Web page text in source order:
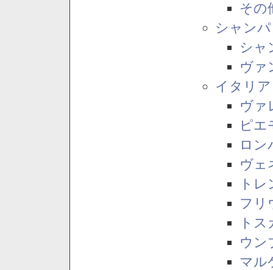
その
シャン
シャ
ヴァ
イタリア
ヴァ
ピエ
ロン
ヴェ
ト
フリ
ト
ウン
マル